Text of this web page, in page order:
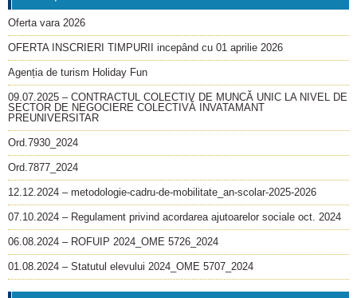
Oferta vara 2026
OFERTA INSCRIERI TIMPURII incepând cu 01 aprilie 2026
Agenția de turism Holiday Fun
09.07.2025 – CONTRACTUL COLECTIV DE MUNCĂ UNIC LA NIVEL DE
SECTOR DE NEGOCIERE COLECTIVĂ INVATAMANT
PREUNIVERSITAR
Ord.7930_2024
Ord.7877_2024
12.12.2024 – metodologie-cadru-de-mobilitate_an-scolar-2025-2026
07.10.2024 – Regulament privind acordarea ajutoarelor sociale oct. 2024
06.08.2024 – ROFUIP 2024_OME 5726_2024
01.08.2024 – Statutul elevului 2024_OME 5707_2024